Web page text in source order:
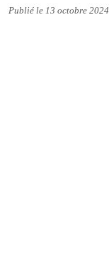
Publié le 13 octobre 2024